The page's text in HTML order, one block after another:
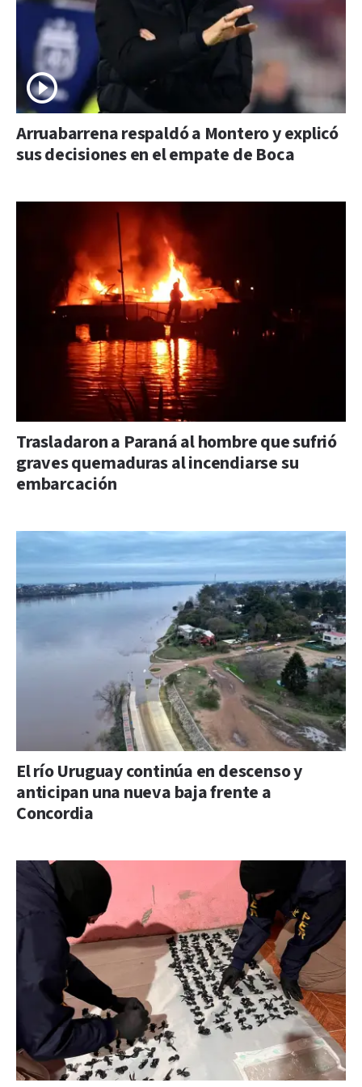
Arruabarrena respaldó a Montero y explicó
sus decisiones en el empate de Boca
Trasladaron a Paraná al hombre que sufrió
graves quemaduras al incendiarse su
embarcación
El río Uruguay continúa en descenso y
anticipan una nueva baja frente a
Concordia